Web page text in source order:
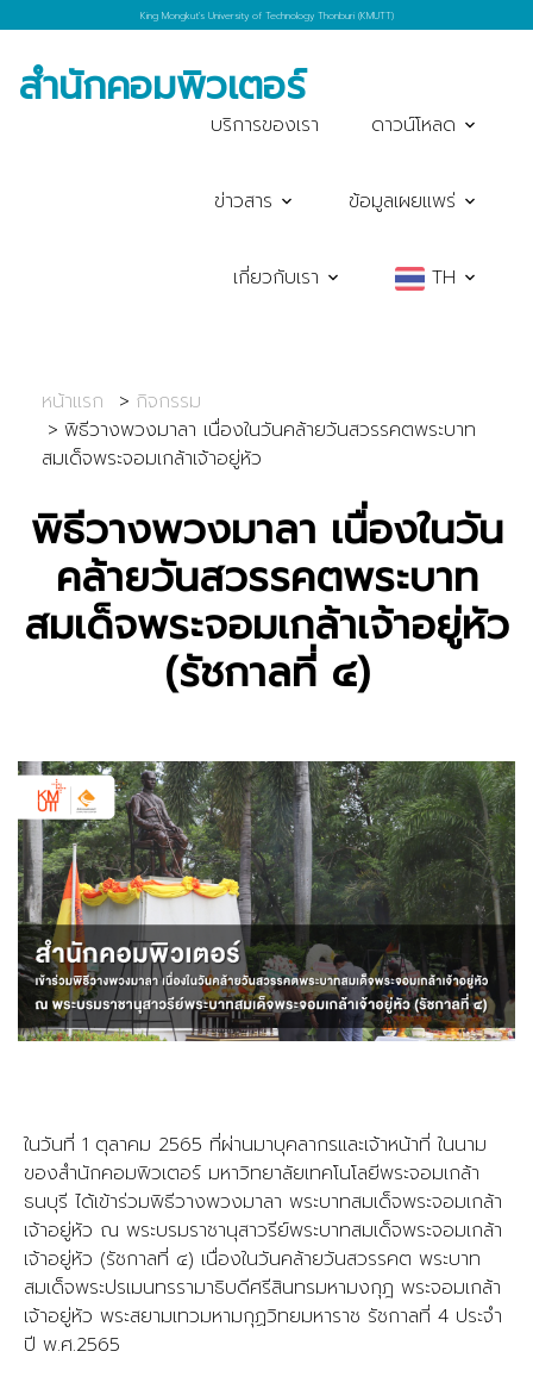
King Mongkut's University of Technology Thonburi (KMUTT)
สำนักคอมพิวเตอร์
บริการของเรา ดาวน์โหลด
ข่าวสาร ข้อมูลเผยแพร่
เกี่ยวกับเรา TH
หน้าแรก
กิจกรรม
พิธีวางพวงมาลา เนื่องในวันคล้ายวันสวรรคตพระบาท
สมเด็จพระจอมเกล้าเจ้าอยู่หัว
พิธีวางพวงมาลา เนื่องในวัน
คล้ายวันสวรรคตพระบาท
สมเด็จพระจอมเกล้าเจ้าอยู่หัว
(รัชกาลที่ ๔)
ในวันที่ 1 ตุลาคม 2565 ที่ผ่านมาบุคลากรและเจ้าหน้าที่ ในนาม
ของสำนักคอมพิวเตอร์ มหาวิทยาลัยเทคโนโลยีพระจอมเกล้า
ธนบุรี ได้เข้าร่วมพิธีวางพวงมาลา พระบาทสมเด็จพระจอมเกล้า
เจ้าอยู่หัว ณ พระบรมราชานุสาวรีย์พระบาทสมเด็จพระจอมเกล้า
เจ้าอยู่หัว (รัชกาลที่ ๔) เนื่องในวันคล้ายวันสวรรคต พระบาท
สมเด็จพระปรเมนทรรามาธิบดีศรีสินทรมหามงกุฎ พระจอมเกล้า
เจ้าอยู่หัว พระสยามเทวมหามกุฏวิทยมหาราช รัชกาลที่ 4 ประจำ
ปี พ.ศ.2565